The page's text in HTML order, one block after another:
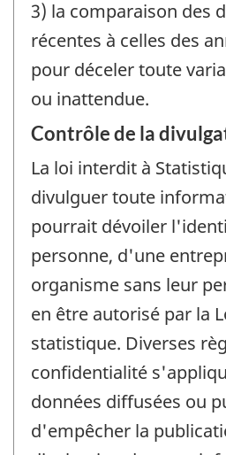
3) la comparaison des
récentes à celles des
pour déceler toute
ou inattendue.
Contrôle de la
La loi interdit à
divulguer toute
pourrait dévoiler
personne, d'une
organisme sans leur
en être autorisé par la
statistique. Diverses
confidentialité
données diffusées ou
d'empêcher la